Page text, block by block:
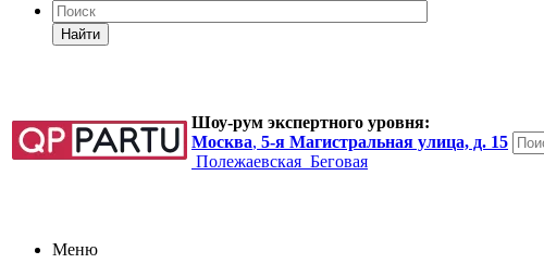
Найти
Шоу-рум экспертного уровня:
Москва, 5-я Магистральная улица, д. 15
Полежаевская Беговая
Меню